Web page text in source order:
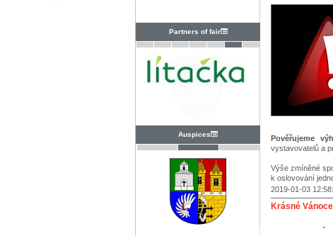
Partners of fair
Auspices Pověřujeme
vystavovatelů a
Výše zmíněné
k oslovování
2019-01-03
Krásné